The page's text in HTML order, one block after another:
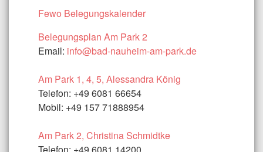
Fewo Belegungskalender
Belegungsplan Am Park 2
Email: info@bad-nauheim-am-park.de
Am Park 1, 4, 5, Alessandra König
Telefon: +49 6081 66654
Mobil: +49 157 71888954
Am Park 2, Christina Schmidtke